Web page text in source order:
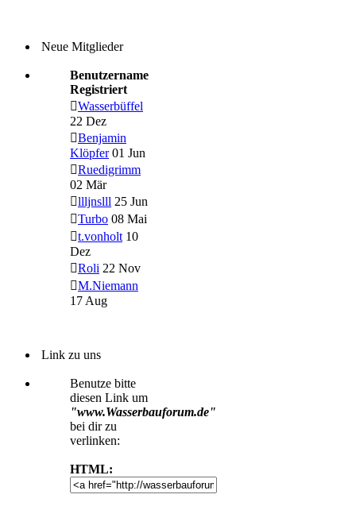
Neue Mitglieder
Benutzername
Registriert
Wasserbüffel
22 Dez
Benjamin
Klöpfer 01 Jun
Ruedigrimm
02 Mär
llljnslll 25 Jun
Turbo 08 Mai
t.vonholt 10
Dez
Roli 22 Nov
M.Niemann
17 Aug
Link zu uns
Benutze bitte
diesen Link um
"www.Wasserbauforum.de"
bei dir zu
verlinken:
HTML: